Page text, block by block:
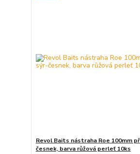
Revol Baits nástraha Roe 100mm
česnek, barva růžová perleť 10ks